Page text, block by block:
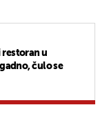
restoran u
čulo se